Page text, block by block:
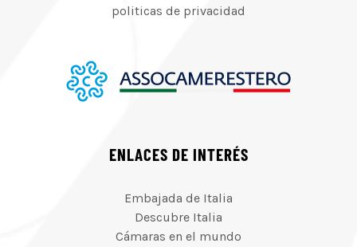
politicas de privacidad
ENLACES DE INTERÉS
Embajada de Italia
Descubre Italia
Cámaras en el mundo